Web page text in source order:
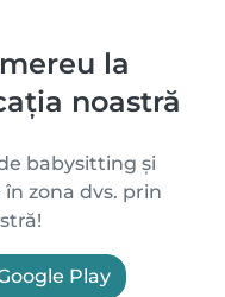
la
noastră
babysitting și
zona dvs. prin
Play